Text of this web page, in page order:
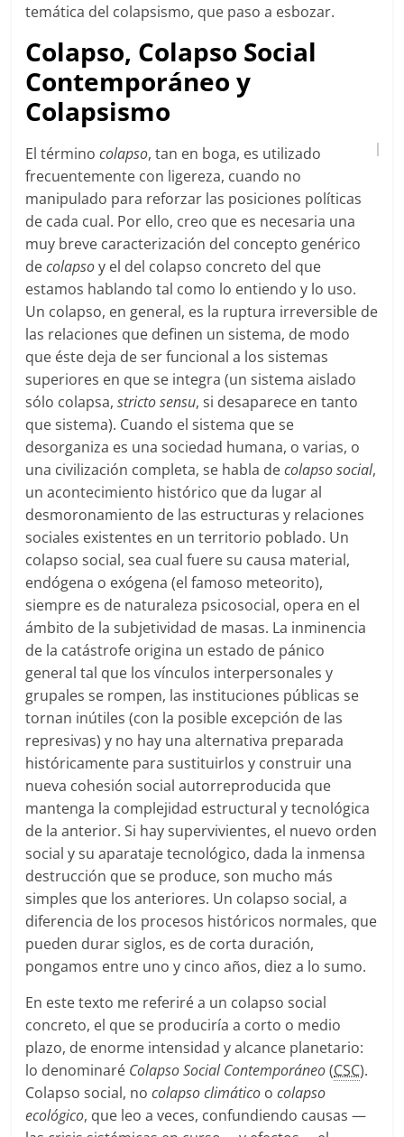
temática del colapsismo, que paso a esbozar.
Colapso, Colapso Social
Contemporáneo y
Colapsismo
El términocolapso, tan en boga, es utilizado
frecuentemente con ligereza, cuando no
manipulado para reforzar las posiciones políticas
de cada cual. Por ello, creo que es necesaria una
muy breve caracterización del concepto genérico
decolapsoy el del colapso concreto del que
estamos hablando tal como lo entiendo y lo uso.
Un colapso, en general, es la ruptura irreversible de
las relaciones que definen un sistema, de modo
que éste deja de ser funcional a los sistemas
superiores en que se integra (un sistema aislado
sólo colapsa,stricto sensu, si desaparece en tanto
que sistema). Cuando el sistema que se
desorganiza es una sociedad humana, o varias, o
una civilización completa, se habla decolapso social,
un acontecimiento histórico que da lugar al
desmoronamiento de las estructuras y relaciones
sociales existentes en un territorio poblado. Un
colapso social, sea cual fuere su causa material,
endógena o exógena (el famoso meteorito),
siempre es de naturaleza psicosocial, opera en el
ámbito de la subjetividad de masas. La inminencia
de la catástrofe origina un estado de pánico
general tal que los vínculos interpersonales y
grupales se rompen, las instituciones públicas se
tornan inútiles (con la posible excepción de las
represivas) y no hay una alternativa preparada
históricamente para sustituirlos y construir una
nueva cohesión social autorreproducida que
mantenga la complejidad estructural y tecnológica
de la anterior. Si hay supervivientes, el nuevo orden
social y su aparataje tecnológico, dada la inmensa
destrucción que se produce, son mucho más
simples que los anteriores. Un colapso social, a
diferencia de los procesos históricos normales, que
pueden durar siglos, es de corta duración,
pongamos entre uno y cinco años, diez a lo sumo.
En este texto me referiré a un colapso social
concreto, el que se produciría a corto o medio
plazo, de enorme intensidad y alcance planetario:
lo denominaré Colapso Social Contemporáneo(CSC).
Colapso social, nocolapso climático ocolapso
ecológico, que leo a veces, confundiendo causas —